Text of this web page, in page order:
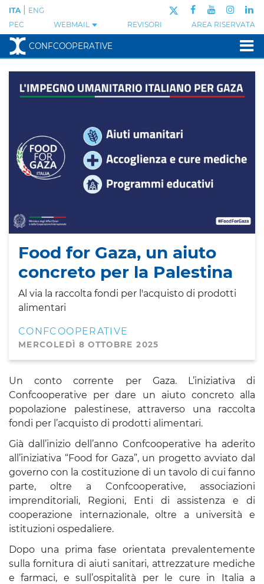
PEC WEBMAIL REVISORI AREA RISERVATA
ITA ENG
CONFCOOPERATIVE
Food for Gaza, un aiuto
concreto per la Palestina
Al via la raccolta fondi per l'acquisto di prodotti
alimentari
CONFCOOPERATIVE
MERCOLEDÌ 8 OTTOBRE 2025
Un conto corrente per Gaza. L’iniziativa di
Confcooperative per dare un aiuto concreto alla
popolazione palestinese, attraverso una raccolta
fondi per l’acquisto di prodotti alimentari.
Già dall’inizio dell’anno Confcooperative ha aderito
all’iniziativa “Food for Gaza”, un progetto avviato dal
governo con la costituzione di un tavolo di cui fanno
parte, oltre a Confcooperative, associazioni
imprenditoriali, Regioni, Enti di assistenza e di
cooperazione internazionale, oltre a università e
istituzioni ospedaliere.
Dopo una prima fase orientata prevalentemente
sulla fornitura di aiuti sanitari, attrezzature mediche
e farmaci, e sull’ospitalità per le cure in Italia a